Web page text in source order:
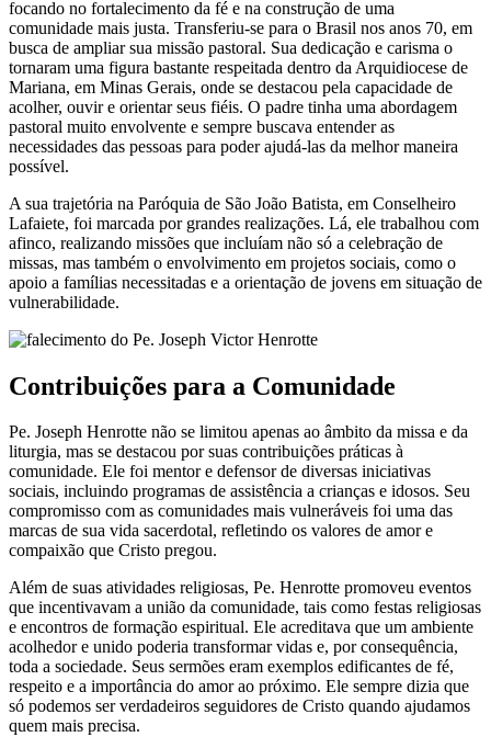
focando no fortalecimento da fé e na construção de uma
comunidade mais justa. Transferiu-se para o Brasil nos anos 70, em
busca de ampliar sua missão pastoral. Sua dedicação e carisma o
tornaram uma figura bastante respeitada dentro da Arquidiocese de
Mariana, em Minas Gerais, onde se destacou pela capacidade de
acolher, ouvir e orientar seus fiéis. O padre tinha uma abordagem
pastoral muito envolvente e sempre buscava entender as
necessidades das pessoas para poder ajudá-las da melhor maneira
possível.
A sua trajetória na Paróquia de São João Batista, em Conselheiro
Lafaiete, foi marcada por grandes realizações. Lá, ele trabalhou com
afinco, realizando missões que incluíam não só a celebração de
missas, mas também o envolvimento em projetos sociais, como o
apoio a famílias necessitadas e a orientação de jovens em situação de
vulnerabilidade.
Contribuições para a Comunidade
Pe. Joseph Henrotte não se limitou apenas ao âmbito da missa e da
liturgia, mas se destacou por suas contribuições práticas à
comunidade. Ele foi mentor e defensor de diversas iniciativas
sociais, incluindo programas de assistência a crianças e idosos. Seu
compromisso com as comunidades mais vulneráveis foi uma das
marcas de sua vida sacerdotal, refletindo os valores de amor e
compaixão que Cristo pregou.
Além de suas atividades religiosas, Pe. Henrotte promoveu eventos
que incentivavam a união da comunidade, tais como festas religiosas
e encontros de formação espiritual. Ele acreditava que um ambiente
acolhedor e unido poderia transformar vidas e, por consequência,
toda a sociedade. Seus sermões eram exemplos edificantes de fé,
respeito e a importância do amor ao próximo. Ele sempre dizia que
só podemos ser verdadeiros seguidores de Cristo quando ajudamos
quem mais precisa.